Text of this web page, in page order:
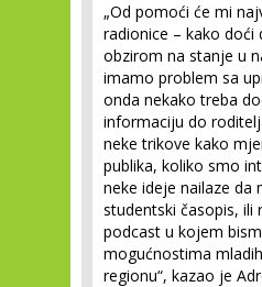
„Od pomoći će mi
radionice – kako doći
obzirom na stanje u
imamo problem sa
onda nekako treba
informaciju do
neke trikove kako
publika, koliko smo
neke ideje nailaze da
studentski časopis, ili
podcast u kojem
mogućnostima
regionu“, kazao je